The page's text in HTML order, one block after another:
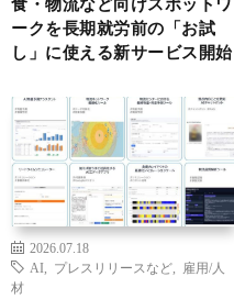
ークを長期就労前の「お試
し」に使える新サービス開始
2026.07.18
AI
プレスリリースなど
雇用/人
材